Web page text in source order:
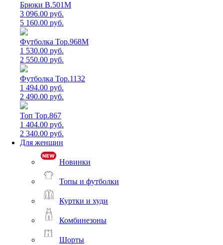
Брюки B.501M
3 096.00 руб.
5 160.00 руб.
Футболка Top.968M
1 530.00 руб.
2 550.00 руб.
Футболка Top.1132
1 494.00 руб.
2 490.00 руб.
Топ Top.867
1 404.00 руб.
2 340.00 руб.
Для женщин
Новинки
Топы и футболки
Куртки и худи
Комбинезоны
Шорты